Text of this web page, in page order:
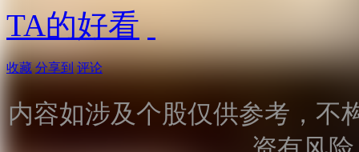
TA的好看
收藏 分享到 评论
内容如涉及个股仅供参考，不